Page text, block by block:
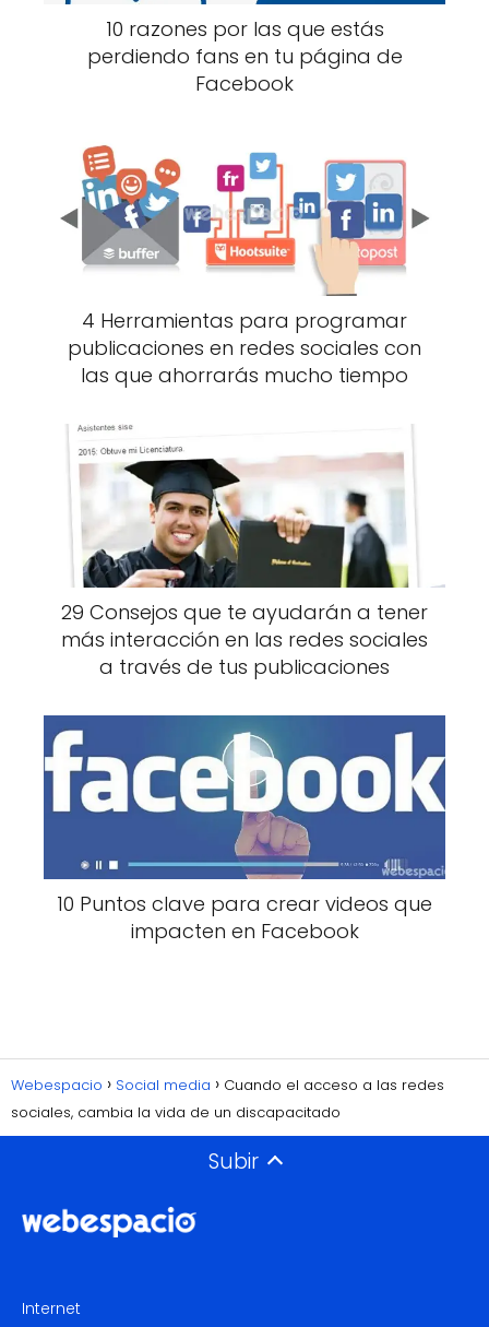
10 razones por las que estás
perdiendo fans en tu página de
Facebook
4 Herramientas para programar
publicaciones en redes sociales con
las que ahorrarás mucho tiempo
29 Consejos que te ayudarán a tener
más interacción en las redes sociales
a través de tus publicaciones
10 Puntos clave para crear videos que
impacten en Facebook
Webespacio Social media
Cuando el acceso a las redes
sociales, cambia la vida de un discapacitado
Subir
Internet